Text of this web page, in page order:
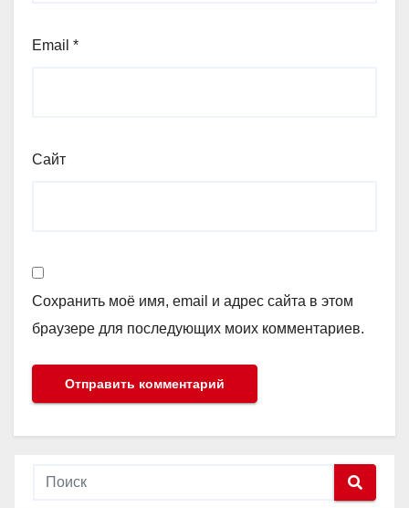
Email *
Сайт
Сохранить моё имя, email и адрес сайта в этом
браузере для последующих моих комментариев.